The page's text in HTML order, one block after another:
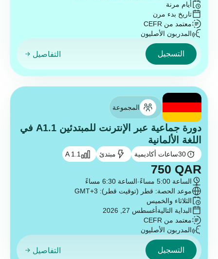
أيام مرنة
تاريخ بدء مرن
معتمد من CEFR
المدربون الأصليون
التسجيل التفاصيل
المجموعة
دورة جماعية عبر الإنترنت للمبتدئين A1.1 في
اللغة الألمانية
30ساعات أكاديمية مبتدئ A 1.1
750 QAR
الساعة 5:00 مساءً -الساعة 6:30 مساءً
موعد الحصة: قطر (توقيت قطر): GMT+3
الثلاثاء والخميس
البداية التاليةأغسطس 27, 2026
معتمد من CEFR
المدربون الأصليون
التسجيل التفاصيل